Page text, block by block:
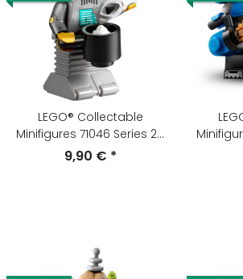
LEGO® Collectable
Minifigures 71046 Series 26
Butler-Roboter
9,90 € *